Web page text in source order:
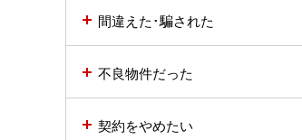
間違えた･騙された
不良物件だった
契約をやめたい